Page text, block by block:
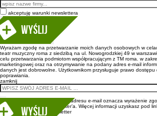
akceptuję warunki newslettera
Wyślij
Wyrażam zgodę na przetwarzanie moich danych osobowych w
teatr muzyczny roma z siedzibą na ul. Nowogrodzkiej 49 w
celu przetwarzania podmiotom współpracującym z TM roma. w
marketingowej oraz na otrzymywanie na podany adres e-mail
danych jest dobrowolne. Użytkownikom przysługuje prawo
poprawiania.
zamknij
Wpisanie adresu e-mail oznacza wyrażenie
newsletter’a. Więcej informacji uzyskasz pod
newsletter